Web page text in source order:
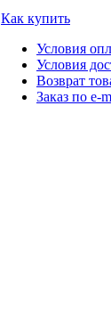
Как купить
Условия
Условия
Возврат
Заказ по e-